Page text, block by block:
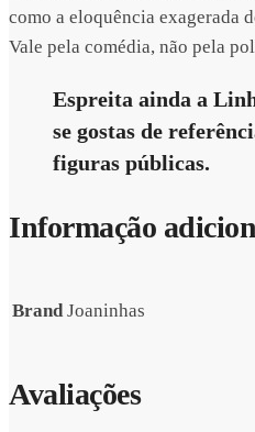
como a eloquência exagerada
Vale pela comédia, não pela
Espreita ainda a
se gostas de
figuras públicas.
Informação
Brand Joaninhas
Avaliações